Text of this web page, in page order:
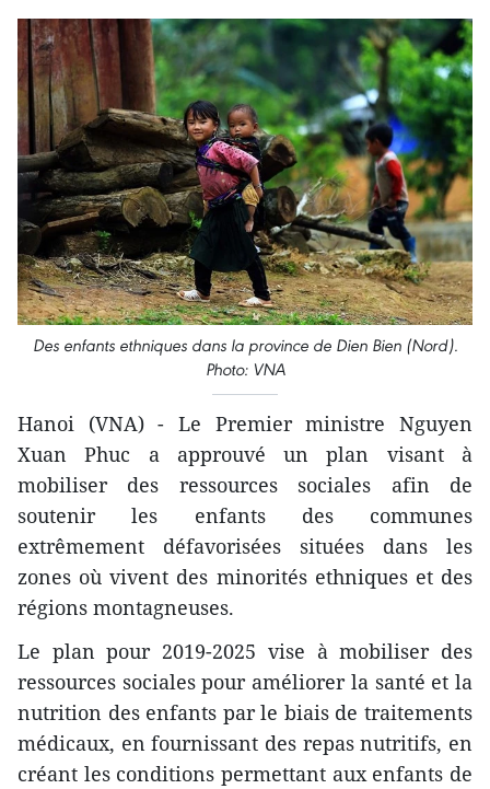
Des enfants ethniques dans la province de Dien Bien (Nord).
Photo: VNA
Hanoi (VNA) - Le Premier ministre Nguyen
Xuan Phuc a approuvé un plan visant à
mobiliser des ressources sociales afin de
soutenir les enfants des communes
extrêmement défavorisées situées dans les
zones où vivent des minorités ethniques et des
régions montagneuses.
Le plan pour 2019-2025 vise à mobiliser des
ressources sociales pour améliorer la santé et la
nutrition des enfants par le biais de traitements
médicaux, en fournissant des repas nutritifs, en
créant les conditions permettant aux enfants de